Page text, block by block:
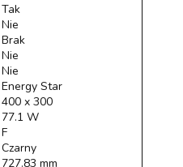
Tak
Nie
Brak
Nie
Nie
Energy Star
400 x 300
77.1 W
F
Czarny
727.83 mm